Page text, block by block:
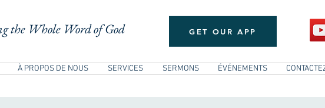
GET OUR APP
À PROPOS DE NOUS SERVICES SERMONS ÉVÉNEMENTS
the Whole Word of God